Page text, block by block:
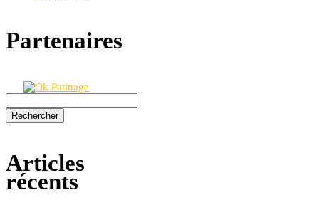
Partenaires
Rechercher :
Articles
récents